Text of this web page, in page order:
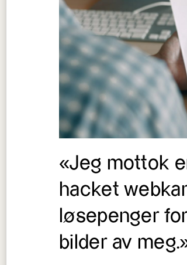
«Jeg mottok
hacket
løsepenger
bilder av